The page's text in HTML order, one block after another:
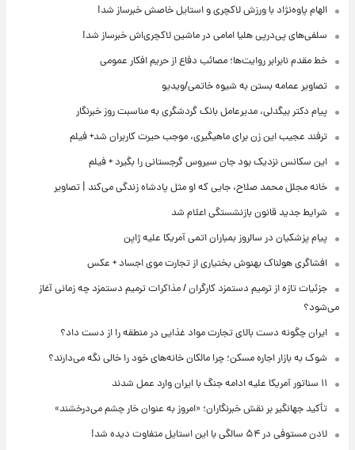
الهام پاوه‌نژاد با ورزش لاکچری و استایل خاصش خبرساز شد!
سلفی‌های پی‌درپی هلیا امامی در ماشین لاکچری‌اش خبرساز شد!
خط مقدم نابرابر روایت‌ها؛ مصائب دفاع از حریم افکار عمومی
تصاویر عمامه بستن به شیوه خاتمی/ویدیو
پیام دکتر بیگدلی، مدیرعامل بانک گردشگری به مناسبت روز خبرنگار
ترفند عجیب این زن برای ماهیگیری، موجب حیرت کاربران شد+ فیلم
این سکانس نزدیک بود جان سیروس گرجستانی را بگیرد + فیلم
خانه مجلل محمد صلاح، جایی که او مثل پادشاه زندگی می‌کند | تصاویر
شرایط جدید قانون بازنشستگی اعلام شد
پیام پزشکیان در سالروز بمباران اتمی آمریکا علیه ژاپن
افشاگری هولناک بهنوش بختیاری از تجارت موی اجساد + عکس
جزئیات تازه از ترمیم دستمزد کارگران / مذاکرات ترمیم دستمزد چه زمانی آغاز
می‌شود؟
ایران چگونه دست بالای تجارت مواد غذایی در منطقه را از دست داد؟
شوک به بازار اجاره مسکن؛ چرا مالکان خانه‌های خود را خالی نگه می‌دارند؟
۱۱ سناتور آمریکا علیه ادامه جنگ با ایران وارد عمل شدند
تأکید جهانگیر بر نقش خبرنگاران؛ «امروز به عنوان خار چشم می‌درخشند»
لادن مستوفی در ۵۴ سالگی با این استایل متفاوت دیده شد!